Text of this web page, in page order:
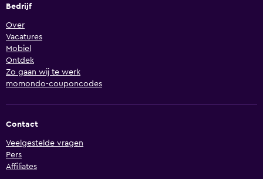
Bedrijf
Over
Vacatures
Mobiel
Ontdek
Zo gaan wij te werk
momondo-couponcodes
Contact
Veelgestelde vragen
Pers
Affiliates